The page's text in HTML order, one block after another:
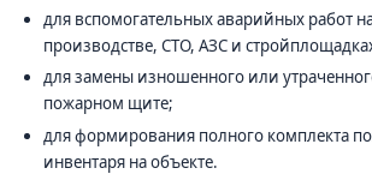
для вспомогательных аварийных работ
производстве, СТО, АЗС и
для замены изношенного или
пожарном щите;
для формирования полного комплекта
инвентаря на объекте.